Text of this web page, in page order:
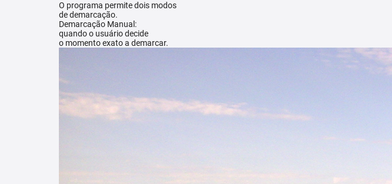
O programa permite dois modos
de demarcação.
Demarcação Manual:
quando o usuário decide
o momento exato a demarcar.